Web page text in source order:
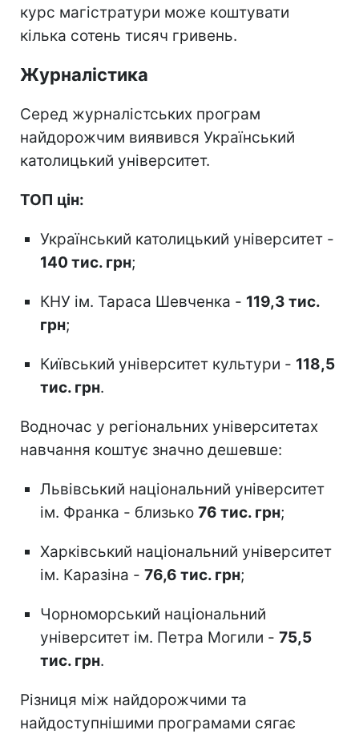
курс магістратури може коштувати
кілька сотень тисяч гривень.
Журналістика
Серед журналістських програм
найдорожчим виявився Український
католицький університет.
ТОП цін:
Український католицький університет -
140 тис. грн;
КНУ ім. Тараса Шевченка - 119,3 тис.
грн;
Київський університет культури - 118,5
тис. грн.
Водночас у регіональних університетах
навчання коштує значно дешевше:
Львівський національний університет
ім. Франка - близько 76 тис. грн;
Харківський національний університет
ім. Каразіна - 76,6 тис. грн;
Чорноморський національний
університет ім. Петра Могили - 75,5
тис. грн.
Різниця між найдорожчими та
найдоступнішими програмами сягає